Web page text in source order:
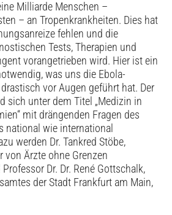
Milliarde Menschen –
– an Tropenkrankheiten. Dies hat
fehlen und die
Tests, Therapien und
vorangetrieben wird. Hier ist ein
was uns die Ebola-
vor Augen geführt hat. Der
sich unter dem Titel „Medizin in
mit drängenden Fragen des
national wie international
werden Dr. Tankred Stöbe,
Ärzte ohne Grenzen
Dr. Dr. René Gottschalk,
der Stadt Frankfurt am Main,